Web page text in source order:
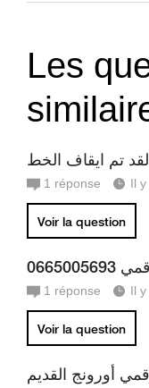
Les
تم ايقاف الخط
1 réponse Il
Voir la question
1 réponse Il
Voir la question
أورونج القديم